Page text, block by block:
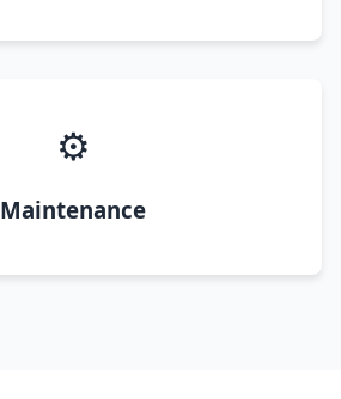
⚙️
Maintenance